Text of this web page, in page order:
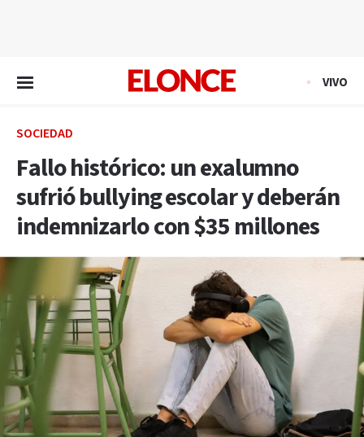
VIVO
SOCIEDAD
Fallo histórico: un exalumno
sufrió bullying escolar y deberán
indemnizarlo con $35 millones